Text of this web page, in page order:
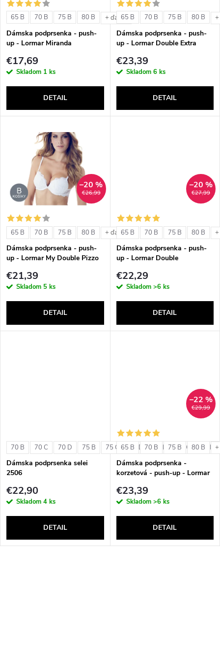
e
p
r
d
t
o
v
s
p
r
o
d
t
o
v
65 B 70 B 75 B 80 B + ďalšie
Dámska podprsenka - push-
up - Lormar Miranda
€17,69
Skladom 1 ks
DETAIL
65 B 70 B 75 B 80 B
Dámska podprsenka - push-
up - Lormar Double Extra
€23,39
Skladom 6 ks
DETAIL
€26,99
–20 %
65 B 70 B 75 B 80 B + ďalšie
Dámska podprsenka - push-
up - Lormar My Double Pizzo
€21,39
Skladom 5 ks
DETAIL
€27,99
–20 %
65 B 70 B 75 B 80 B
Dámska podprsenka - push-
up - Lormar Double
€22,29
Skladom >6 ks
DETAIL
70 B 70 C 70 D 75 B 75 C 75 D 80 B 80 C 80 D
Dámska podprsenka selei
2506
€22,90
Skladom 4 ks
DETAIL
€29,99
–22 %
65 B 70 B 75 B 80 B
Dámska podprsenka -
korzetová - push-up - Lormar
€23,39
Skladom >6 ks
DETAIL